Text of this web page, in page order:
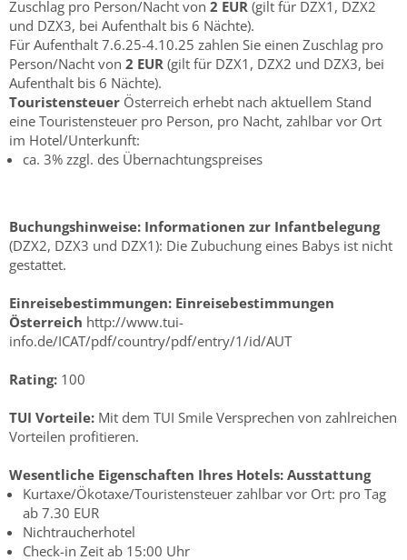
Zuschlag pro Person/Nacht von 2 EUR (gilt für DZX1, DZX2
und DZX3, bei Aufenthalt bis 6 Nächte).
Für Aufenthalt 7.6.25-4.10.25 zahlen Sie einen Zuschlag pro
Person/Nacht von 2 EUR (gilt für DZX1, DZX2 und DZX3, bei
Aufenthalt bis 6 Nächte).
Touristensteuer Österreich erhebt nach aktuellem Stand
eine Touristensteuer pro Person, pro Nacht, zahlbar vor Ort
im Hotel/Unterkunft:
ca. 3% zzgl. des Übernachtungspreises
Buchungshinweise: Informationen zur Infantbelegung
(DZX2, DZX3 und DZX1): Die Zubuchung eines Babys ist nicht
gestattet.
Einreisebestimmungen: Einreisebestimmungen
Österreich http://www.tui-
info.de/ICAT/pdf/country/pdf/entry/1/id/AUT
Rating: 100
TUI Vorteile: Mit dem TUI Smile Versprechen von zahlreichen
Vorteilen profitieren.
Wesentliche Eigenschaften Ihres Hotels: Ausstattung
Kurtaxe/Ökotaxe/Touristensteuer zahlbar vor Ort: pro Tag
ab 7.30 EUR
Nichtraucherhotel
Check-in Zeit ab 15:00 Uhr